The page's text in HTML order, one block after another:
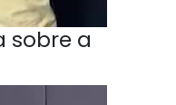
sobre a